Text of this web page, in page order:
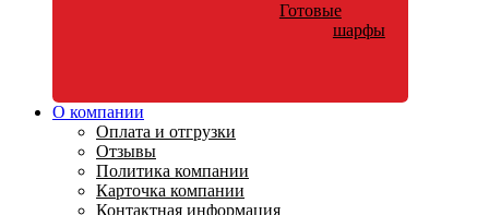
Готовые
шарфы
О компании
Оплата и отгрузки
Отзывы
Политика компании
Карточка компании
Контактная информация